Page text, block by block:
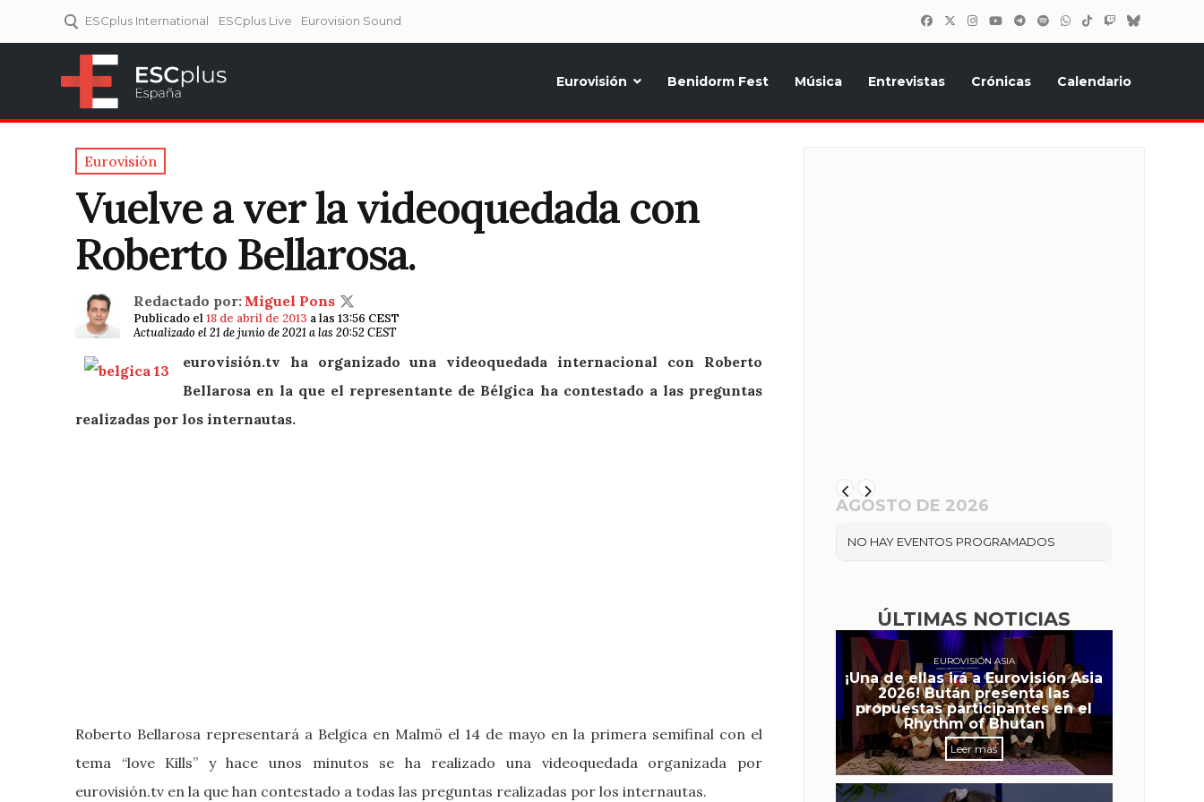
ESCplus International ESCplus Live Eurovision Sound
Eurovisión Benidorm Fest Música Entrevistas Crónicas Calendario
Eurovisión
Vuelve a ver la videoquedada con
Roberto Bellarosa.
Redactado por: Miguel Pons
Publicado el18 de abril de 2013 a las 13:56 CEST
Actualizado el 21 de junio de 2021 a las 20:52 CEST
eurovisión.tv ha organizado una videoquedada internacional con Roberto
Bellarosa en la que el representante de Bélgica ha contestado a las preguntas
realizadas por los internautas.
Roberto Bellarosa representará a Belgica en Malmö el 14 de mayo en la primera semifinal con el
tema “love Kills” y hace unos minutos se ha realizado una videoquedada organizada por
eurovisión.tv en la que han contestado a todas las preguntas realizadas por los internautas.
AGOSTO DE 2026
NO HAY EVENTOS PROGRAMADOS
ÚLTIMAS NOTICIAS
EUROVISIÓN ASIA
¡Una de ellas irá a Eurovisión Asia
2026! Bután presenta las
propuestas participantes en el
Rhythm of Bhutan
Leer más